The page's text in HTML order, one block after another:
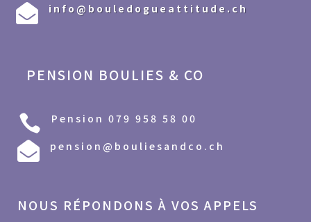
 info@bouledogueattitude.ch
PENSION BOULIES & CO
 Pension 079 958 58 00
 pension@bouliesandco.ch
NOUS RÉPONDONS À VOS APPELS